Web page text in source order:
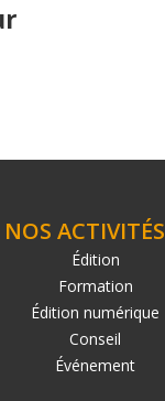
NOS ACTIVITÉS
Édition
Formation
Édition numérique
Conseil
Événement